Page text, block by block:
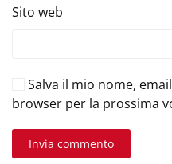
Sito web
Salva il mio nome,
browser per la prossima
Invia commento